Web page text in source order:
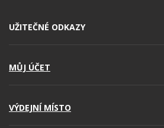
UŽITEČNÉ ODKAZY
MŮJ ÚČET
VÝDEJNÍ MÍSTO